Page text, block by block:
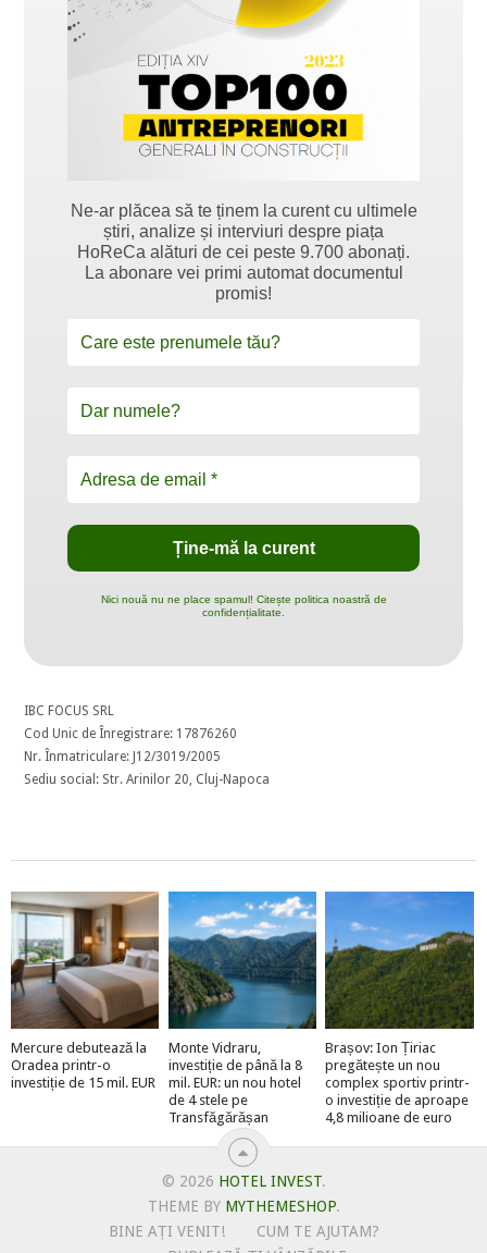
Ne-ar plăcea să te ținem la curent cu ultimele
știri, analize și interviuri despre piața
HoReCa alături de cei peste 9.700 abonați.
La abonare vei primi automat documentul
promis!
Nici nouă nu ne place spamul! Citește politica noastră de
confidențialitate.
IBC FOCUS SRL
Cod Unic de Înregistrare: 17876260
Nr. Înmatriculare: J12/3019/2005
Sediu social: Str. Arinilor 20, Cluj-Napoca
Mercure debutează la
Oradea printr-o
investiție de 15 mil. EUR
Monte Vidraru,
investiție de până la 8
mil. EUR: un nou hotel
de 4 stele pe
Transfăgărășan
Brașov: Ion Țiriac
pregătește un nou
complex sportiv printr-
o investiție de aproape
4,8 milioane de euro
© 2026 HOTEL INVEST.
THEME BY MYTHEMESHOP.
BINE AȚI VENIT!
CUM TE AJUTAM?